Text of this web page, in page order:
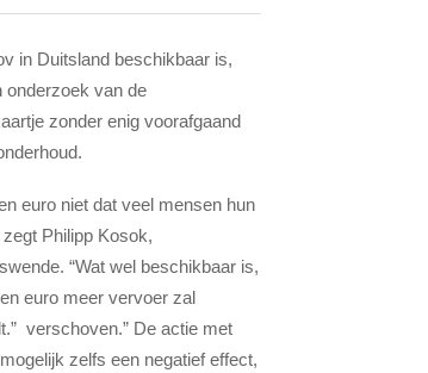
in Duitsland beschikbaar is,
onderzoek van de
zonder enig voorafgaand
euro niet dat veel mensen hun
Philipp Kosok,
“Wat wel beschikbaar is,
euro meer vervoer zal
verschoven.” De actie met
zelfs een negatief effect,